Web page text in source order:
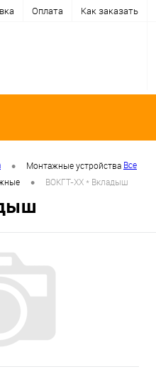
Оплата Как заказать
• Монтажные устройства Все
• ВОКГТ-ХХ * Вкладыш